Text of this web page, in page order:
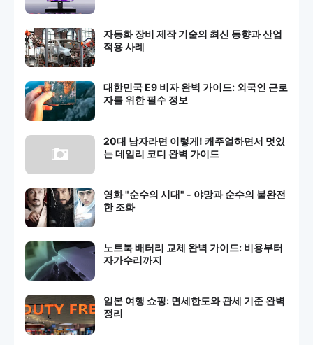
자동화 장비 제작 기술의 최신 동향과 산업
적용 사례
대한민국 E9 비자 완벽 가이드: 외국인 근로
자를 위한 필수 정보
20대 남자라면 이렇게! 캐주얼하면서 멋있
는 데일리 코디 완벽 가이드
영화 "순수의 시대" - 야망과 순수의 불완전
한 조화
노트북 배터리 교체 완벽 가이드: 비용부터
자가수리까지
일본 여행 쇼핑: 면세한도와 관세 기준 완벽
정리